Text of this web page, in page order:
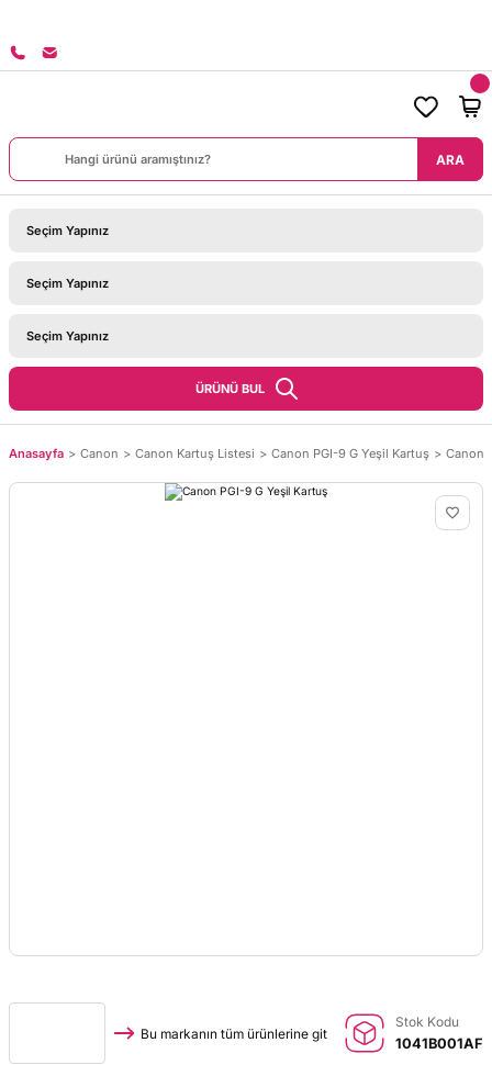
ARA
ÜRÜNÜ BUL
Anasayfa Canon Canon Kartuş Listesi Canon PGI-9 G Yeşil Kartuş Canon
Bu markanın tüm ürünlerine git
Stok Kodu
1041B001AF